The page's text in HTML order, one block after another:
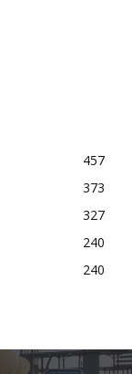
457
373
327
240
240